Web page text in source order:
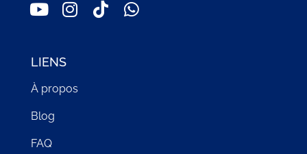
LIENS
À propos
Blog
FAQ